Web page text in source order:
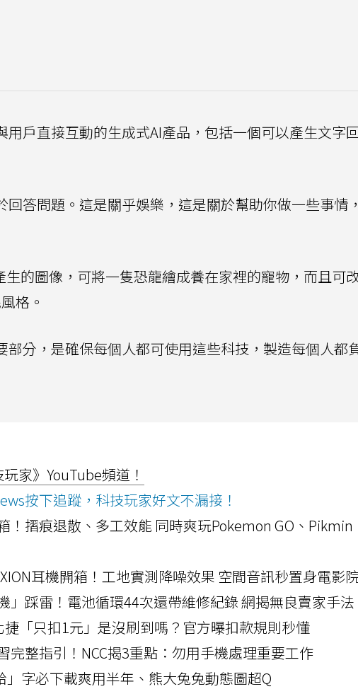
用戶直接互動的生成式AI產品，包括一個可以產生文字
回答問題。這是關乎娛樂，這是關於幫助你做一些事情
的圖像，可將一隻恐龍繪成養在家裡的寵物，而且可
格。
部分，是確保每個人都可使用這些科技，製造每個人都
家》YouTube頻道！
按下追蹤，科技玩家好文不漏接！
！摺痕退散、多工效能 同時爽玩Pokemon GO、Pikmin
耳機開箱！工地實測降噪效果 空間音訊秒置身電影
」踩雷！電池循環44次還帶維修紀錄 網揭無良賣家手法
「只扣1元」是沒刷到嗎？官方曝扣款規則秒懂
完整指引！NCC揭3重點：勿用手機處理重要工作
」字必下載爽用半年、熊大兔兔動態圖超Q